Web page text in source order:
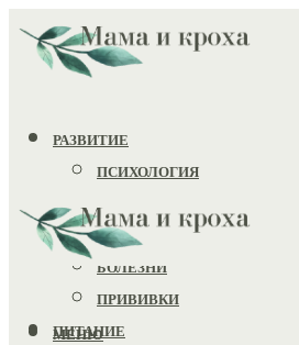
РАЗВИТИЕ
ПСИХОЛОГИЯ
ИГРУШКИ
ЗДОРОВЬЕ
БОЛЕЗНИ
ПРИВИВКИ
ПИТАНИЕ
МЕНЮ